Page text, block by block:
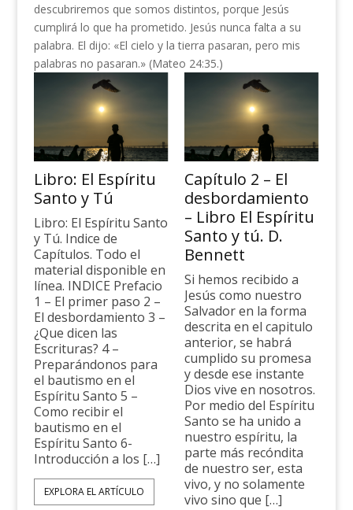
descubriremos que somos distintos, porque Je­sús
cumplirá lo que ha prometido. Jesús nunca falta a su
palabra. El dijo: «El cielo y la tierra pasaran, pero mis
palabras no pasaran.» (Mateo 24:35.)
Libro: El Espíritu
Santo y Tú
Libro: El Espíritu Santo
y Tú. Indice de
Capítulos. Todo el
material disponible en
línea. INDICE Prefacio
1 – El primer paso 2 –
El desbordamiento 3 –
¿Que dicen las
Escrituras? 4 –
Preparándonos para
el bautismo en el
Espíritu Santo 5 –
Como recibir el
bautismo en el
Espíritu Santo 6-
Introducción a los […]
EXPLORA EL ARTÍCULO
Capítulo 2 – El
desbordamiento
– Libro El Espíritu
Santo y tú. D.
Bennett
Si hemos recibido a
Jesús como nuestro
Salvador en la forma
descrita en el capitulo
anterior, se habrá
cumplido su promesa
y desde ese instante
Dios vive en nosotros.
Por medio del Espíritu
Santo se ha unido a
nuestro espíritu, la
parte más recóndita
de nuestro ser, esta
vivo, y no solamente
vivo sino que […]